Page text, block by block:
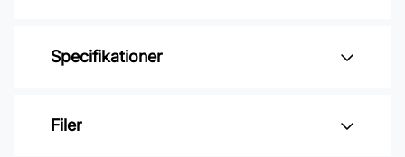
Specifikationer
Varumärke: Midbec Tapeter
Filer